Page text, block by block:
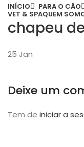
INÍCIO PARA O CÃO
VET & SPAQUEM
chapeu
25 Jan
Deixe um
Tem de iniciar a